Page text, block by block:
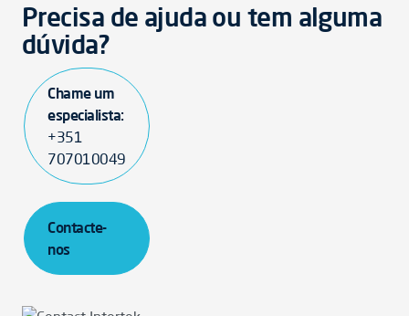
Precisa de ajuda ou tem alguma
dúvida?
Chame um
especialista:
+351
707010049
Contacte-
nos